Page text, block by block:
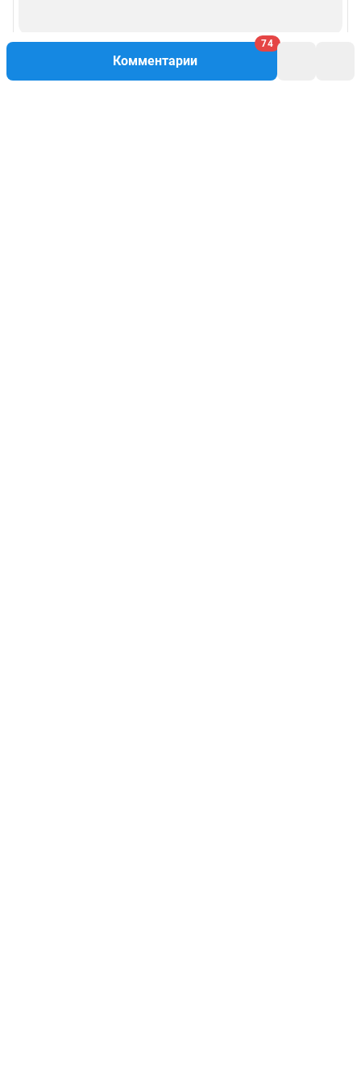
Комментарии
74